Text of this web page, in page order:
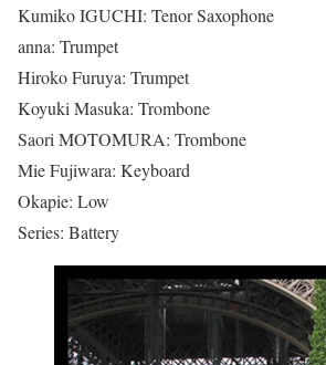
Kumiko IGUCHI: Tenor Saxophone
anna: Trumpet
Hiroko Furuya: Trumpet
Koyuki Masuka: Trombone
Saori MOTOMURA: Trombone
Mie Fujiwara: Keyboard
Okapie: Low
Series: Battery